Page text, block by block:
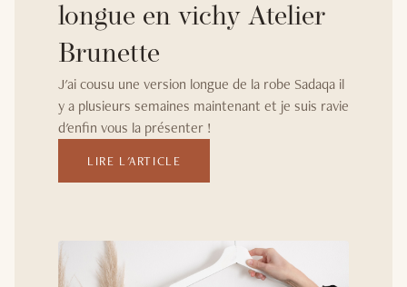
longue en vichy Atelier
Brunette
J'ai cousu une version longue de la robe Sadaqa il
y a plusieurs semaines maintenant et je suis ravie
d'enfin vous la présenter !
LIRE L'ARTICLE